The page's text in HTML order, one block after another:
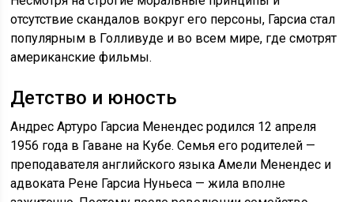
отсутствие скандалов вокруг его персоны, Гарсиа стал
популярным в Голливуде и во всем мире, где смотрят
американские фильмы.
Детство и юность
Андрес Артуро Гарсиа Менендес родился 12 апреля
1956 года в Гаване на Кубе. Семья его родителей —
преподавателя английского языка Амели Менендес и
адвоката Рене Гарсиа Нуньеса — жила вполне